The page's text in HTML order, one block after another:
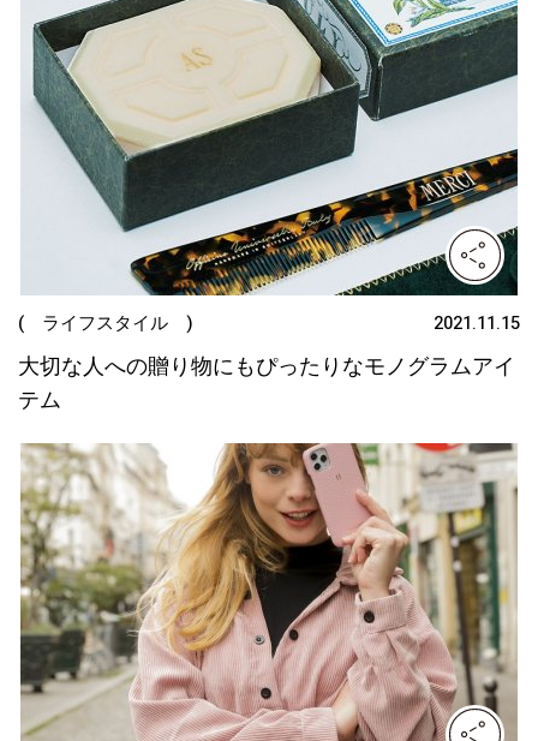
( ライフスタイル ) 2021.11.15
大切な人への贈り物にもぴったりなモノグラムアイ
テム